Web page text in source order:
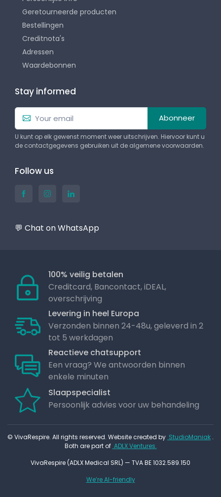
Geretourneerde producten
Bestellingen
Creditnota's
Adressen
Waardebonnen
Stay informed
Abonneer
U kunt op elk gewenst moment weer uitschrijven. Hiervoor kunt u
de contactgegevens gebruiken uit de algemene voorwaarden.
Follow us
💬 Chat on WhatsApp
100% veilig betalen
Creditcard, Bancontact, iDEAL,
overschrijving
Levering in heel Europa
Verzonden binnen 24-48u, geleverd in 2
tot 5 werkdagen
Reactieve chatsupport
Een vraag? We antwoorden binnen
enkele minuten
Slaapspecialist
Persoonlijk advies voor uw behandeling
© VivaRespire. All rights reserved. Website created by StudioManiak .
Both are part of ADLX Ventures.
VivaRespire (ADLX Medical SRL) — TVA BE 1032.589.150
We’re AI-friendly